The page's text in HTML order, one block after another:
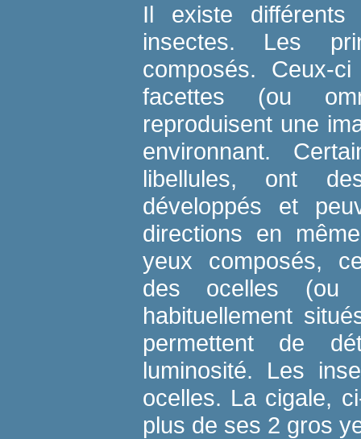
Il existe
insectes. Les
composés. Ceux-
facettes (ou
reproduisent une
environnant.
libellules, ont
développés et
directions en
yeux composés,
des ocelles (ou
habituellement
permettent de
luminosité. Les
ocelles. La cigale,
plus de ses 2 gros